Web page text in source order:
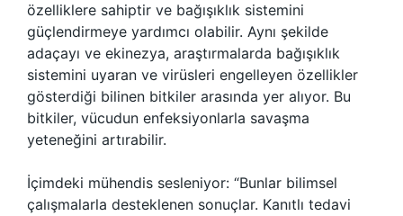
özelliklere sahiptir ve bağışıklık sistemini
güçlendirmeye yardımcı olabilir. Aynı şekilde
adaçayı ve ekinezya, araştırmalarda bağışıklık
sistemini uyaran ve virüsleri engelleyen özellikler
gösterdiği bilinen bitkiler arasında yer alıyor. Bu
bitkiler, vücudun enfeksiyonlarla savaşma
yeteneğini artırabilir.
İçimdeki mühendis sesleniyor: “Bunlar bilimsel
çalışmalarla desteklenen sonuçlar. Kanıtlı tedavi